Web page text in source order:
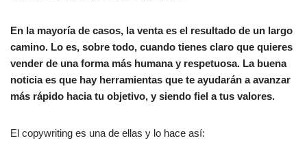
En la mayoría de casos, la venta es el resultado de un largo
camino. Lo es, sobre todo, cuando tienes claro que quieres
vender de una forma más humana y respetuosa. La buena
noticia es que hay herramientas que te ayudarán a avanzar
más rápido hacia tu objetivo, y siendo fiel a tus valores.
El copywriting es una de ellas y lo hace así: